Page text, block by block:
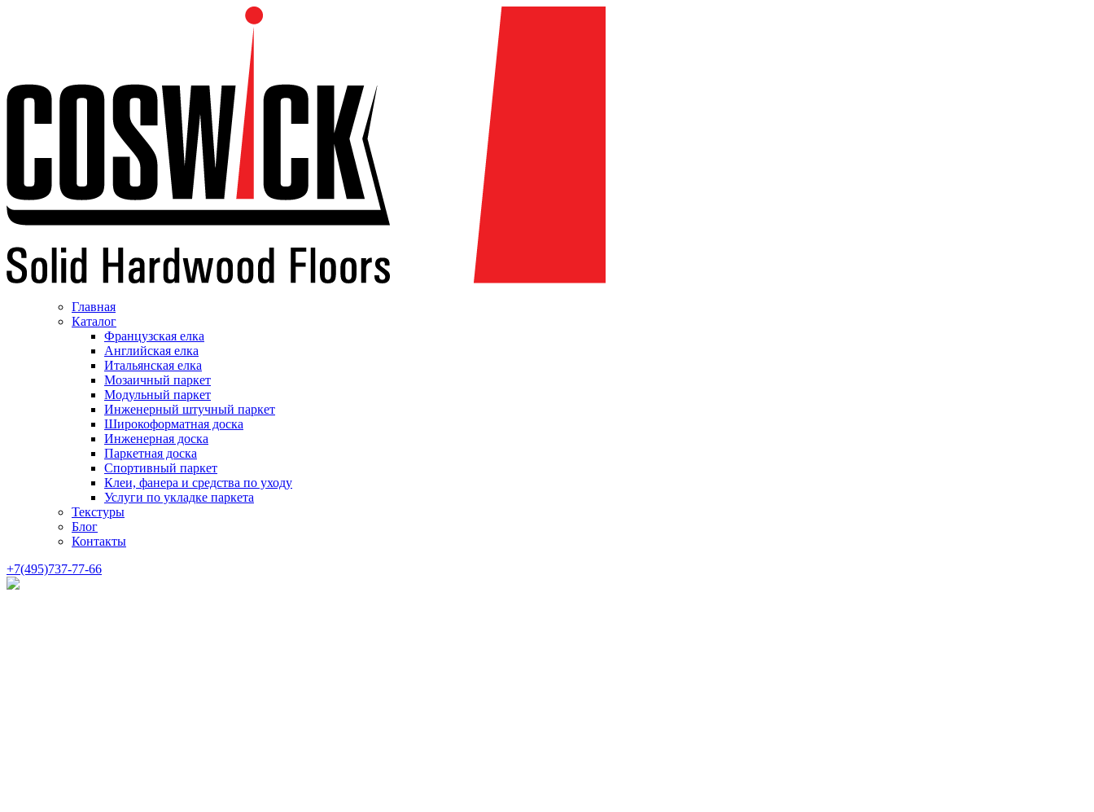
Главная
Каталог
Французская елка
Английская елка
Итальянская елка
Мозаичный паркет
Модульный паркет
Инженерный штучный паркет
Широкоформатная доска
Инженерная доска
Паркетная доска
Спортивный паркет
Клеи, фанера и средства по уходу
Услуги по укладке паркета
Текстуры
Блог
Контакты
+7(495)737-77-66